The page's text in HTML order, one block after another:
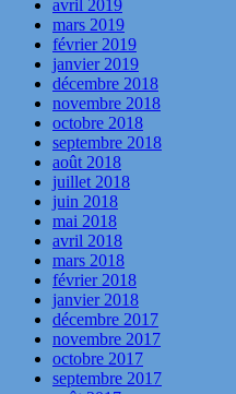
avril 2019
mars 2019
février 2019
janvier 2019
décembre 2018
novembre 2018
octobre 2018
septembre 2018
août 2018
juillet 2018
juin 2018
mai 2018
avril 2018
mars 2018
février 2018
janvier 2018
décembre 2017
novembre 2017
octobre 2017
septembre 2017